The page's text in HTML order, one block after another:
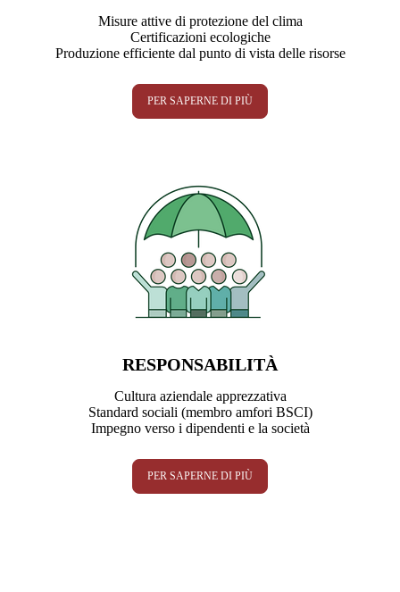
Misure attive di protezione del clima
Certificazioni ecologiche
Produzione efficiente dal punto di vista delle risorse
PER SAPERNE DI PIÙ
RESPONSABILITÀ
Cultura aziendale apprezzativa
Standard sociali (membro amfori BSCI)
Impegno verso i dipendenti e la società
PER SAPERNE DI PIÙ